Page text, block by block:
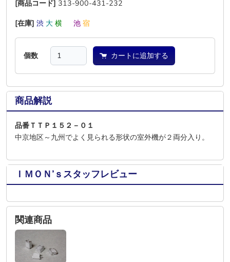
[商品コード] 313-900-431-232
[在庫] 渋 大 横 池 宿
個数 カートに追加する
商品解説
品番ＴＴＰ１５２－０１
中京地区～九州でよく見られる形状の室外機が２両分入り。
ＩＭＯＮ’ｓスタッフレビュー
関連商品